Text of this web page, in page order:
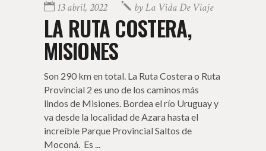
13 abril, 2022 byLa Vida De Viaje
LA RUTA COSTERA,
MISIONES
Son 290 km en total. La Ruta Costera o Ruta
Provincial 2 es uno de los caminos más
lindos de Misiones. Bordea el río Uruguay y
va desde la localidad de Azara hasta el
increíble Parque Provincial Saltos de
Moconá. Es